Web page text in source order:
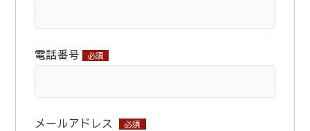
電話番号 必須
メールアドレス 必須